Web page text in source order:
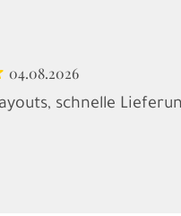
04.08.2026
schnelle